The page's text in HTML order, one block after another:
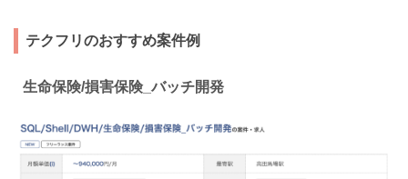
テクフリのおすすめ案件例
生命保険/損害保険_バッチ開発